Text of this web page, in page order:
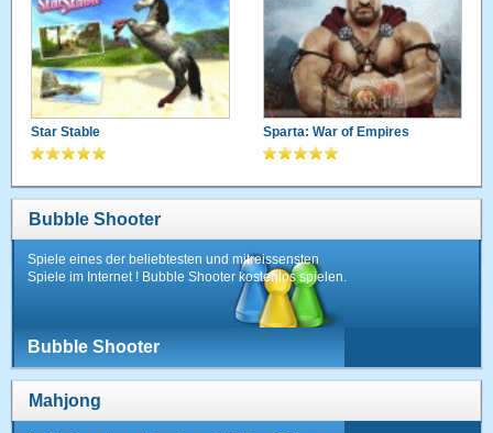
Star Stable Sparta: War of Empires
Bubble Shooter
Spiele eines der beliebtesten und mitreissensten
Spiele im Internet ! Bubble Shooter kostenlos spielen.
Bubble Shooter
Mahjong